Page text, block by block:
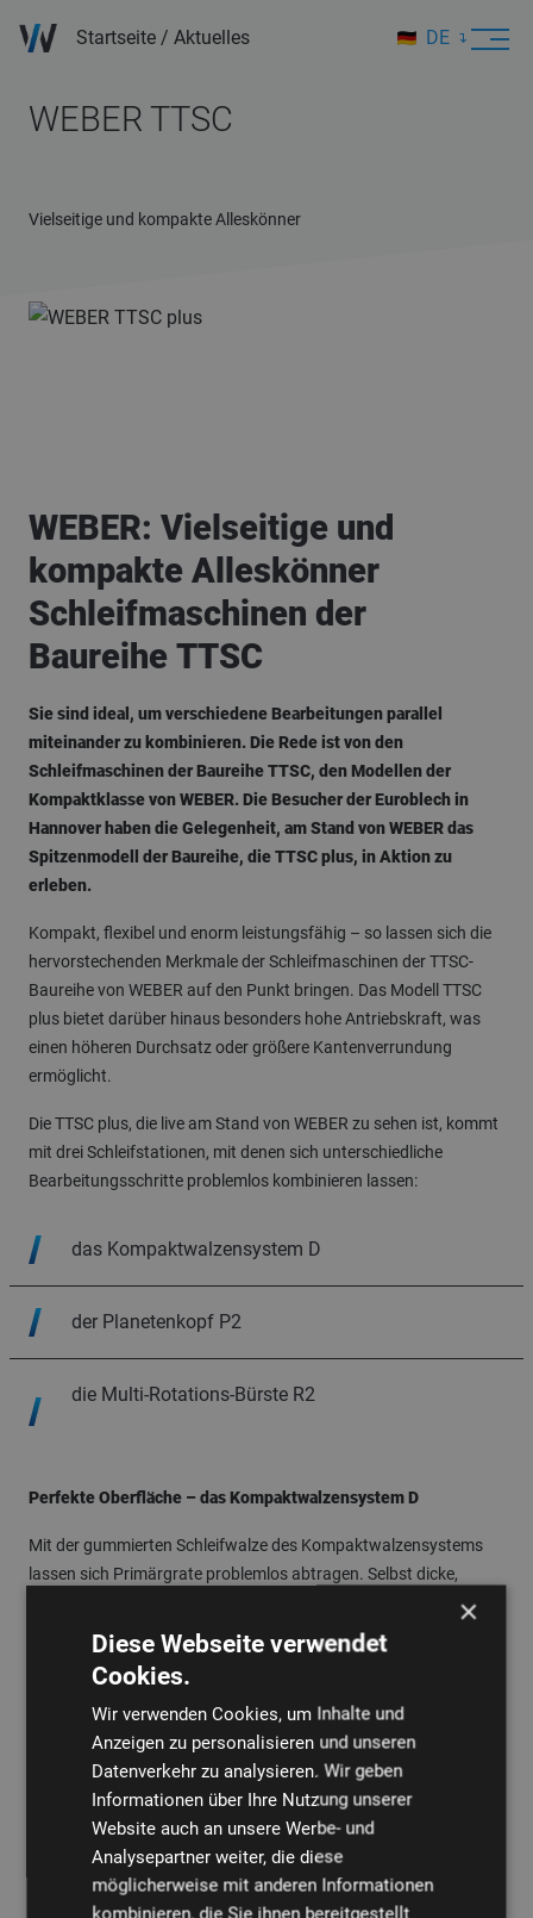
Startseite / Aktuelles DE
WEBER TTSC
Vielseitige und kompakte Alleskönner
WEBER: Vielseitige und
kompakte Alleskönner
Schleifmaschinen der
Baureihe TTSC
Sie sind ideal, um verschiedene Bearbeitungen parallel
miteinander zu kombinieren. Die Rede ist von den
Schleifmaschinen der Baureihe TTSC, den Modellen der
Kompaktklasse von WEBER. Die Besucher der Euroblech in
Hannover haben die Gelegenheit, am Stand von WEBER das
Spitzenmodell der Baureihe, die TTSC plus, in Aktion zu
erleben.
Kompakt, flexibel und enorm leistungsfähig – so lassen sich die
hervorstechenden Merkmale der Schleifmaschinen der TTSC-
Baureihe von WEBER auf den Punkt bringen. Das Modell TTSC
plus bietet darüber hinaus besonders hohe Antriebskraft, was
einen höheren Durchsatz oder größere Kantenverrundung
ermöglicht.
Die TTSC plus, die live am Stand von WEBER zu sehen ist, kommt
mit drei Schleifstationen, mit denen sich unterschiedliche
Bearbeitungsschritte problemlos kombinieren lassen:
das Kompaktwalzensystem D
der Planetenkopf P2
die Multi-Rotations-Bürste R2
Perfekte Oberfläche – das Kompaktwalzensystem D
Mit der gummierten Schleifwalze des Kompaktwalzensystems
lassen sich Primärgrate problemlos abtragen. Selbst dicke,
Vorschleifen mühelos. Außerdem spielt die Walze eine zentrale
Der Schleifdruck lässt sich über die Steuerung flexibel an die
Anforderungen des jeweiligen Werkstücks anpassen.
Gleichmäßige Kantenverrundung – der Planetenkopf P2
Das zweite Aggregat der TTSC plus Messemaschine, das
patentierte, einreihige Planetenkopf-Aggregat P2, stellt eine
ausgesprochen wirtschaftliche Lösung dar, um Kanten allseitig
×
Diese Webseite verwendet
Cookies.
Wir verwenden Cookies, um Inhalte und
Anzeigen zu personalisieren und unseren
Datenverkehr zu analysieren. Wir geben
Informationen über Ihre Nutzung unserer
Website auch an unsere Werbe- und
Analysepartner weiter, die diese
möglicherweise mit anderen Informationen